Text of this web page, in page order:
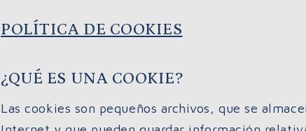
POLÍTICA DE COOKIES
¿QUÉ ES UNA COOKIE?
Las cookies son pequeños archivos, que se